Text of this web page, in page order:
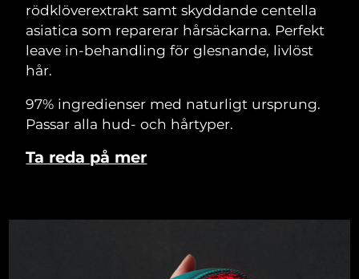
rödklöverextrakt samt skyddande centella
asiatica som reparerar hårsäckarna. Perfekt
leave in-behandling för glesnande, livlöst
hår.
97% ingredienser med naturligt ursprung.
Passar alla hud- och hårtyper.
Ta reda på mer